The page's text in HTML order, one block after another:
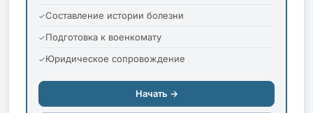
Составление истории болезни
Подготовка к военкомату
Юридическое сопровождение
Начать →